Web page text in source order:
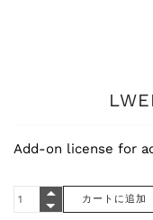
Add-on license for